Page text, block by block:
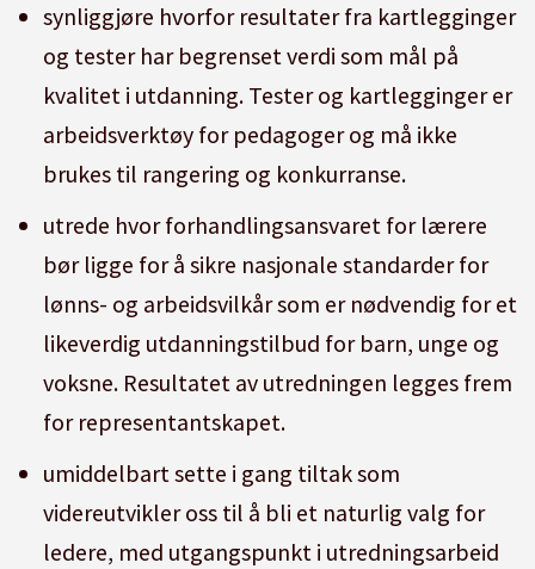
synliggjøre hvorfor resultater fra kartlegginger
og tester har begrenset verdi som mål på
kvalitet i utdanning. Tester og kartlegginger er
arbeidsverktøy for pedagoger og må ikke
brukes til rangering og konkurranse.
utrede hvor forhandlingsansvaret for lærere
bør ligge for å sikre nasjonale standarder for
lønns- og arbeidsvilkår som er nødvendig for et
likeverdig utdanningstilbud for barn, unge og
voksne. Resultatet av utredningen legges frem
for representantskapet.
umiddelbart sette i gang tiltak som
videreutvikler oss til å bli et naturlig valg for
ledere, med utgangspunkt i utredningsarbeid